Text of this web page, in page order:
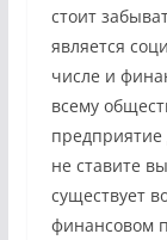
стоит
является
числе и
всему
не ставите
существует
финансовом